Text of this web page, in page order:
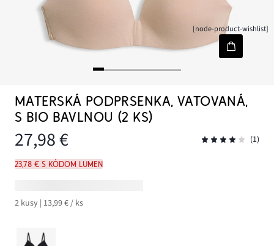
[node-product-wishlist]
MATERSKÁ PODPRSENKA, VATOVANÁ,
S BIO BAVLNOU (2 KS)
27,98 € (1)
23,78 € s kódom LUMEN
2 kusy | 13,99 € / ks